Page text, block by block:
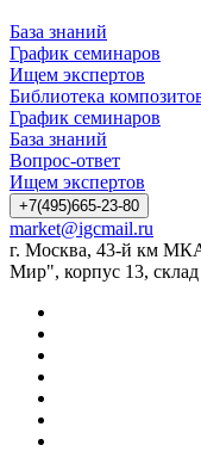
База знаний
График семинаров
Ищем экспертов
Библиотека
График семинаров
База знаний
Вопрос-ответ
Ищем экспертов
+7(495)665-23-80
market@igcmail.ru
г. Москва, 43-й км
Мир", корпус 13,